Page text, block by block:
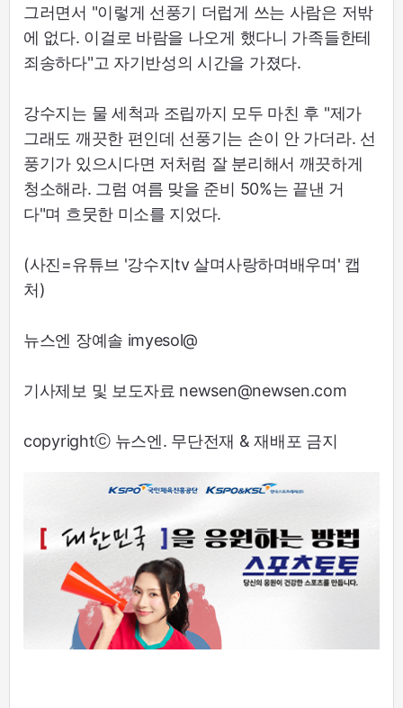
그러면서 "이렇게 선풍기 더럽게 쓰는 사람은 저밖
에 없다. 이걸로 바람을 나오게 했다니 가족들한테
죄송하다"고 자기반성의 시간을 가졌다.
강수지는 물 세척과 조립까지 모두 마친 후 "제가
그래도 깨끗한 편인데 선풍기는 손이 안 가더라. 선
풍기가 있으시다면 저처럼 잘 분리해서 깨끗하게
청소해라. 그럼 여름 맞을 준비 50%는 끝낸 거
다"며 흐뭇한 미소를 지었다.
(사진=유튜브 '강수지tv 살며사랑하며배우며' 캡
처)
뉴스엔 장예솔 imyesol@
기사제보 및 보도자료 newsen@newsen.com
copyrightⓒ 뉴스엔. 무단전재 & 재배포 금지